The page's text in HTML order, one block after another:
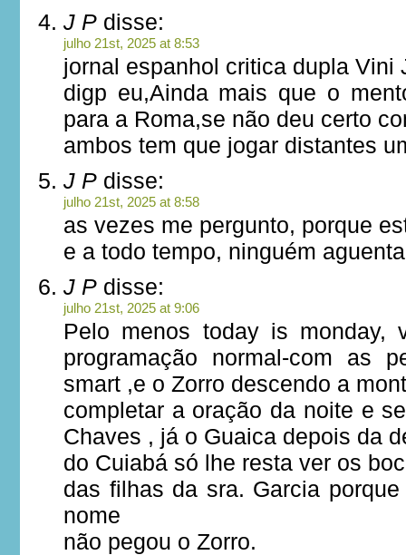
J P disse:
julho 21st, 2025 at 8:53
jornal espanhol critica dupla Vini
digp eu,Ainda mais que o
para a Roma,se não deu certo
ambos tem que jogar distantes
J P disse:
julho 21st, 2025 at 8:58
as vezes me pergunto, porque
e a todo tempo, ninguém
J P disse:
julho 21st, 2025 at 9:06
Pelo menos today is monday,
programação normal-com as
smart ,e o Zorro descendo a
completar a oração da noite e
Chaves , já o Guaica depois da
do Cuiabá só lhe resta ver os
das filhas da sra. Garcia
nome
não pegou o Zorro.